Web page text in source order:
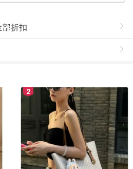
折扣
2